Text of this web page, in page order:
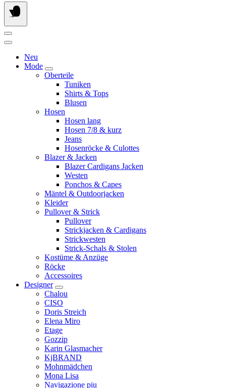
Neu
Mode
Oberteile
Tuniken
Shirts & Tops
Blusen
Hosen
Hosen lang
Hosen 7/8 & kurz
Jeans
Hosenröcke & Culottes
Blazer & Jacken
Blazer Cardigans Jacken
Westen
Ponchos & Capes
Mäntel & Outdoorjacken
Kleider
Pullover & Strick
Pullover
Strickjacken & Cardigans
Strickwesten
Strick-Schals & Stolen
Kostüme & Anzüge
Röcke
Accessoires
Designer
Chalou
CISO
Doris Streich
Elena Miro
Etage
Gozzip
Karin Glasmacher
KjBRAND
Mohnmädchen
Mona Lisa
Navigazione piu